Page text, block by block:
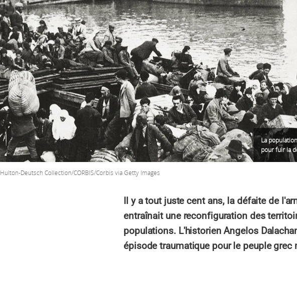
La
pour fuir la
Hulton-Deutsch Collection/CORBIS/Corbis via Getty Images
Il y a tout juste cent ans, la défaite de
entraînait une reconfiguration des
populations. L'historien Angelos
épisode traumatique pour le peuple